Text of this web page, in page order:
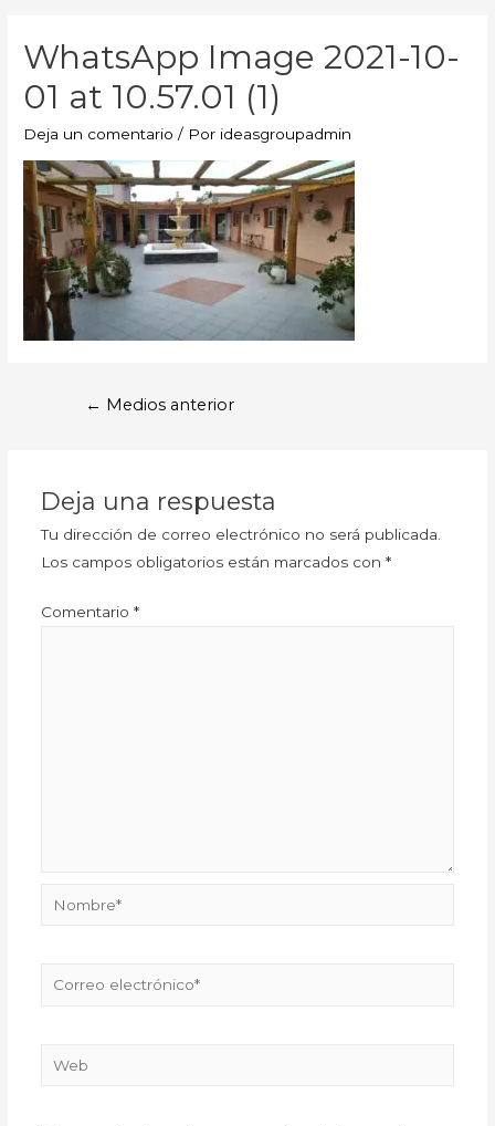
WhatsApp Image 2021-10-
01 at 10.57.01 (1)
Deja un comentario / Por ideasgroupadmin
← Medios anterior
Deja una respuesta
Tu dirección de correo electrónico no será publicada.
Los campos obligatorios están marcados con *
Comentario *